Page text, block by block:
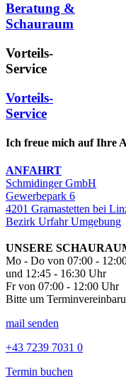
Beratung &
Schauraum
Vorteils-
Service
Vorteils-
Service
Ich freue mich auf Ihre
ANFAHRT
Schmidinger GmbH
Gewerbepark 6
4201 Gramastetten bei
Bezirk Urfahr Umgebung
UNSERE
Mo - Do von 07:00 -
und 12:45 - 16:30 Uhr
Fr von 07:00 - 12:00 Uhr
Bitte um
mail senden
+43 7239 7031 0
Termin buchen